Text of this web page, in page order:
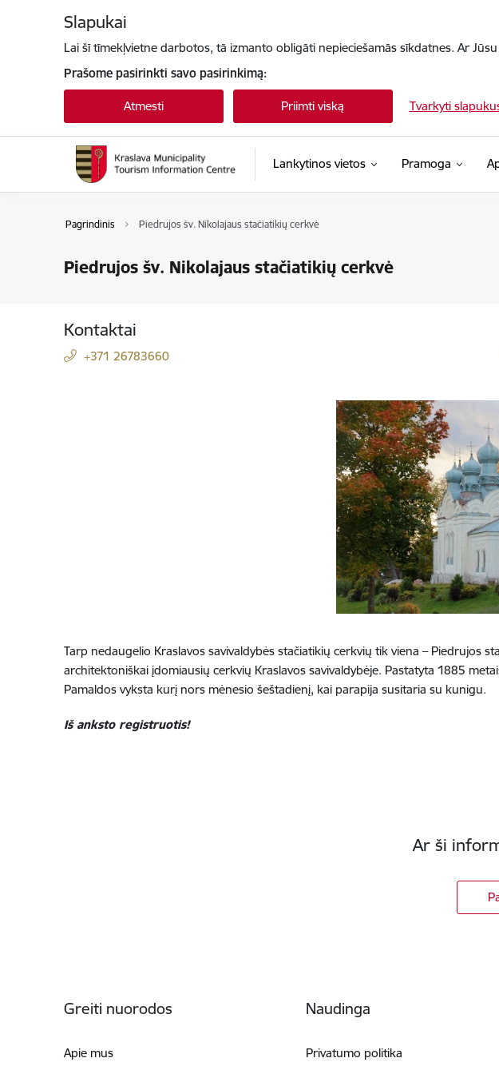
Slapukai
Lai šī tīmekļvietne darbotos, tā izmanto obligāti nepieciešamās sīkdatnes. Ar
Prašome pasirinkti savo pasirinkimą:
Atmesti Priimti viską Tvarkyti
Lankytinos vietos Pramoga
Pagrindinis Piedrujos šv. Nikolajaus stačiatikių cerkvė
Piedrujos šv. Nikolajaus stačiatikių cerkvė
Kontaktai
+371 26783660
Tarp nedaugelio Kraslavos savivaldybės stačiatikių cerkvių tik viena – Piedrujos
architektoniškai įdomiausių cerkvių Kraslavos savivaldybėje. Pastatyta 1885
Pamaldos vyksta kurį nors mėnesio šeštadienį, kai parapija susitaria su kunigu.
Iš anksto registruotis!
Ar ši
Greiti nuorodos
Apie mus
Naudinga
Privatumo politika